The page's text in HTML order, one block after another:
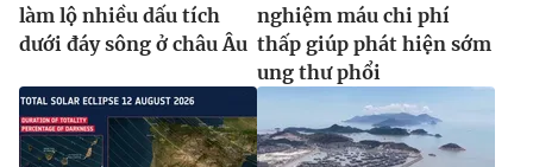
làm lộ nhiều dấu tích
dưới đáy sông ở châu Âu
nghiệm máu chi phí
thấp giúp phát hiện sớm
ung thư phổi